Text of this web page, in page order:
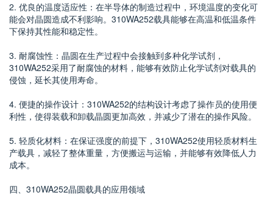
2. 优良的温度适应性：在半导体的制造过程中，环境温度的变化可
能会对晶圆造成不利影响。310WA252载具能够在高温和低温条件
下保持其性能和稳定性。
3. 耐腐蚀性：晶圆在生产过程中会接触到多种化学试剂，
310WA252采用了耐腐蚀的材料，能够有效防止化学试剂对载具的
侵蚀，延长其使用寿命。
4. 便捷的操作设计：310WA252的结构设计考虑了操作员的使用便
利性，使得装载和卸载晶圆更加高效，并减少了潜在的操作风险。
5. 轻质化材料：在保证强度的前提下，310WA252使用轻质材料生
产载具，减轻了整体重量，方便搬运与运输，并能够有效降低人力
成本。
四、310WA252晶圆载具的应用领域